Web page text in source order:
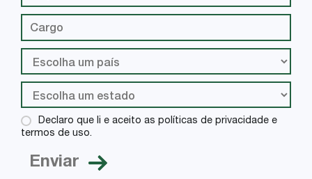
Declaro que li e aceito as políticas de privacidade e
termos de uso.